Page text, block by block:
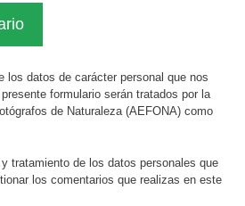
los datos de carácter personal que nos
formulario serán tratados por la
de Naturaleza (AEFONA) como
tratamiento de los datos personales que
los comentarios que realizas en este